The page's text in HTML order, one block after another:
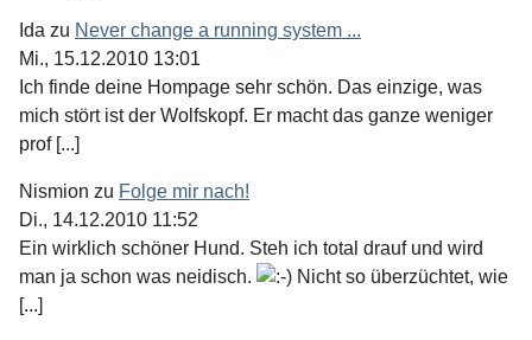
Ida zu Never change a running system ...
Mi., 15.12.2010 13:01
Ich finde deine Hompage sehr schön. Das einzige, was
mich stört ist der Wolfskopf. Er macht das ganze weniger
prof [...]
Nismion zu Folge mir nach!
Di., 14.12.2010 11:52
Ein wirklich schöner Hund. Steh ich total drauf und wird
man ja schon was neidisch.
Nicht so überzüchtet, wie
[...]